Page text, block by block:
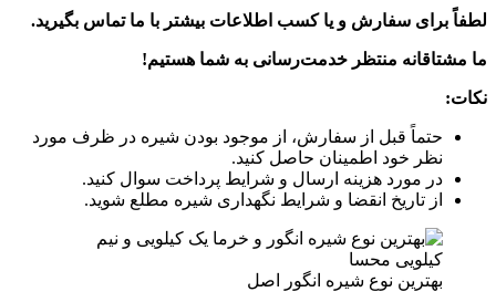
لطفاً برای سفارش و یا کسب اطلاعات بیشتر با ما تماس بگیرید.
ما مشتاقانه منتظر خدمت‌رسانی به شما هستیم!
نکات:
حتماً قبل از سفارش، از موجود بودن شیره در ظرف مورد
نظر خود اطمینان حاصل کنید.
در مورد هزینه ارسال و شرایط پرداخت سوال کنید.
از تاریخ انقضا و شرایط نگهداری شیره مطلع شوید.
بهترین نوع شیره انگور اصل